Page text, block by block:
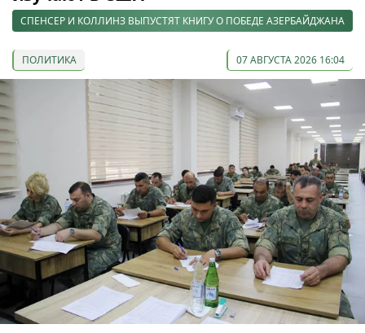
СПЕНСЕР И КОЛЛИНЗ ВЫПУСТЯТ КНИГУ О ПОБЕДЕ АЗЕРБАЙДЖАНА
ПОЛИТИКА 07 АВГУСТА 2026 16:04